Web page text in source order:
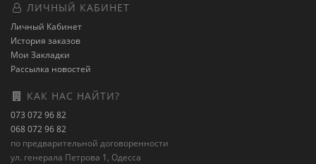
ЛИЧНЫЙ КАБИНЕТ
Личный Кабинет
История заказов
Мои Закладки
Рассылка новостей
КАК НАС НАЙТИ?
073 072 96 82
068 072 96 82
по предварительной договоренности
ул. генерала Петрова 1, Одесса